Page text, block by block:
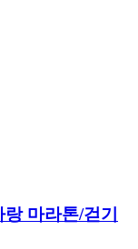
마라톤/걷기